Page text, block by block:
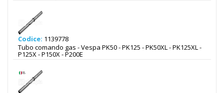
Codice: 1139778
Tubo comando gas - Vespa PK50 - PK125 - PK50XL - PK125XL -
P125X - P150X - P200E